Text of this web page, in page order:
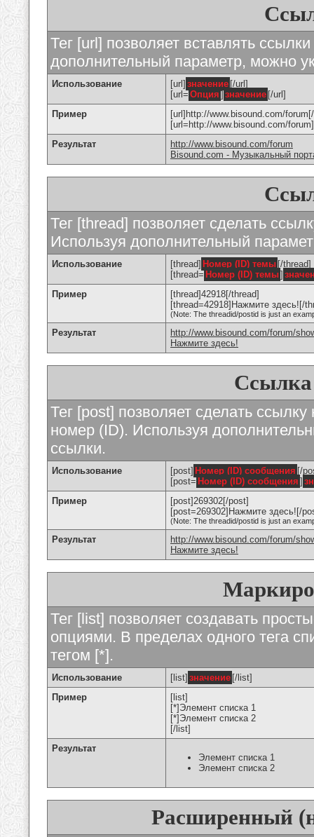
Тег [url] позволяет вставлять
дополнительный параметр, можно
Использование [url] значение [/url]
[url= Опция ] значение [/url]
Пример
[url]http://www.bisound.com/
[url=http://www.bisound.com/
Результат
http://www.bisound.com/forum
Bisound.com - Музыкальный
Тег [thread] позволяет сделать
Используя дополнительный
Использование [thread] Номер (ID) темы [/thread]
[thread= Номер (ID) темы]
Пример
[thread]42918[/thread]
[thread=42918]Нажмите здесь![/
(Note: The threadid/postid is just an
Результат
http://www.bisound.com/forum/
Нажмите здесь!
Ссылка
Тег [post] позволяет сделать
номер (ID). Используя
ссылки.
Использование [post] Номер (ID) сообщения [/
[post= Номер (ID) сообщения ]
Пример
[post]269302[/post]
[post=269302]Нажмите здесь![/
(Note: The threadid/postid is just an
Результат
http://www.bisound.com/forum/
Нажмите здесь!
Тег [list] позволяет создавать
опциями. В пределах одного тега
тегом [*].
Использование [list] значение [/list]
Пример
[list]
[*]Элемент списка 1
[*]Элемент списка 2
[/list]
Результат
Элемент списка 1
Элемент списка 2
Расширенный